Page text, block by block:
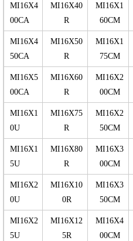
MI16X4
00CA
MI16X40
R
MI16X1
60CM
MI16X4
50CA
MI16X50
R
MI16X1
75CM
MI16X5
00CA
MI16X60
R
MI16X2
00CM
MI16X1
0U
MI16X75
R
MI16X2
50CM
MI16X1
5U
MI16X80
R
MI16X3
00CM
MI16X2
0U
MI16X10
0R
MI16X3
50CM
MI16X2
5U
MI16X12
5R
MI16X4
00CM